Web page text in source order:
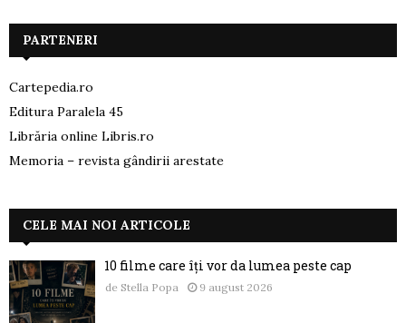
PARTENERI
Cartepedia.ro
Editura Paralela 45
Librăria online Libris.ro
Memoria – revista gândirii arestate
CELE MAI NOI ARTICOLE
10 filme care îți vor da lumea peste cap
de Stella Popa 9 august 2026